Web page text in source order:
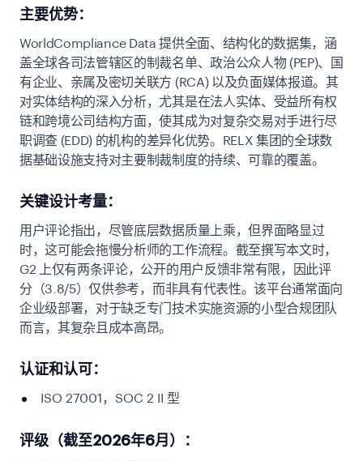
主要优势：
WorldCompliance Data 提供全面、结构化的数据集，涵
盖全球各司法管辖区的制裁名单、政治公众人物 (PEP)、国
有企业、亲属及密切关联方 (RCA) 以及负面媒体报道。其
对实体结构的深入分析，尤其是在法人实体、受益所有权
链和跨境公司结构方面，使其成为对复杂交易对手进行尽
职调查 (EDD) 的机构的差异化优势。RELX 集团的全球数
据基础设施支持对主要制裁制度的持续、可靠的覆盖。
关键设计考量：
用户评论指出，尽管底层数据质量上乘，但界面略显过
时，这可能会拖慢分析师的工作流程。截至撰写本文时，
G2 上仅有两条评论，公开的用户反馈非常有限，因此评
分（3.8/5）仅供参考，而非具有代表性。该平台通常面向
企业级部署，对于缺乏专门技术实施资源的小型合规团队
而言，其复杂且成本高昂。
认证和认可：
ISO 27001，SOC 2 II 型
评级（截至2026年6月）：